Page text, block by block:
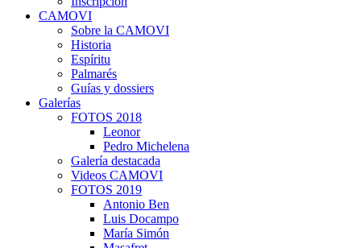
CAMOVI
Sobre la CAMOVI
Historia
Espíritu
Palmarés
Guías y dossiers
Galerías
FOTOS 2018
Leonor
Pedro Michelena
Galería destacada
Videos CAMOVI
FOTOS 2019
Antonio Ben
Luis Docampo
María Simón